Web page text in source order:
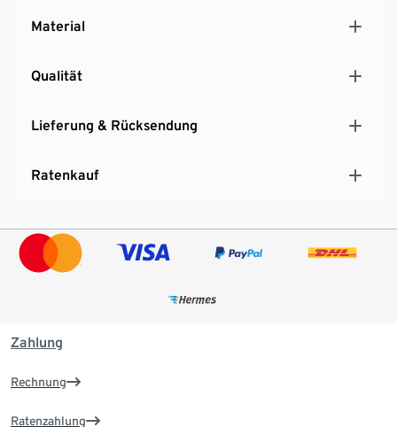
Material
Qualität
Lieferung & Rücksendung
Ratenkauf
Zahlung
Rechnung
Ratenzahlung